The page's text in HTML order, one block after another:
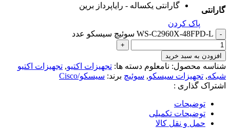
گارانتی
گارانتی یکساله - رایاپرداز برین
پاک کردن
WS-C2960X-48FPD-L سوئیچ سیسکو عدد
افزودن به سبد خرید
شناسه محصول: نامعلوم دسته ها: تجهیزات اکتیو, تجهیزات اکتیو
شبکه, تجهیزات سیسکو, سوئیچ برند: سیسکو/Cisco
اشتراک گذاری :
توضیحات
توضیحات تکمیلی
حمل و نقل کالا